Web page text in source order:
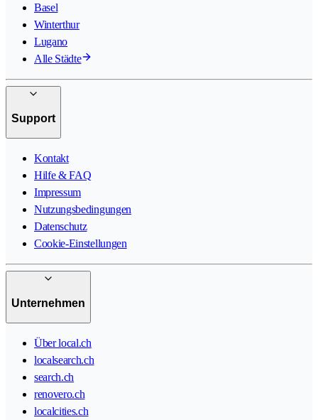
Basel
Winterthur
Lugano
Alle Städte
Support
Kontakt
Hilfe & FAQ
Impressum
Nutzungsbedingungen
Datenschutz
Cookie-Einstellungen
Unternehmen
Über local.ch
localsearch.ch
search.ch
renovero.ch
localcities.ch